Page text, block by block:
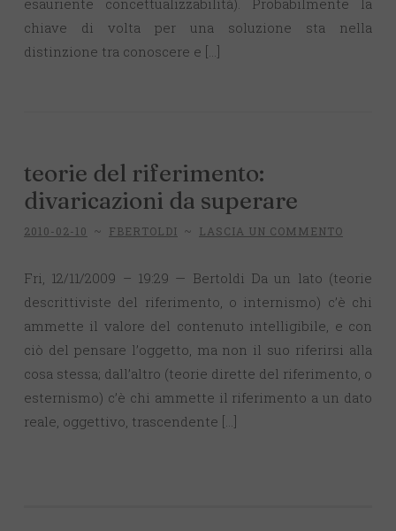
esauriente concettualizzabilità). Probabilmente la
chiave di volta per una soluzione sta nella
distinzione tra conoscere e […]
teorie del riferimento:
divaricazioni da superare
2010-02-10 ~ FBERTOLDI ~ LASCIA UN COMMENTO
Fri, 12/11/2009 – 19:29 — Bertoldi Da un lato (teorie
descrittiviste del riferimento, o internismo) c’è chi
ammette il valore del contenuto intelligibile, e con
ciò del pensare l’oggetto, ma non il suo riferirsi alla
cosa stessa; dall’altro (teorie dirette del riferimento, o
esternismo) c’è chi ammette il riferimento a un dato
reale, oggettivo, trascendente […]